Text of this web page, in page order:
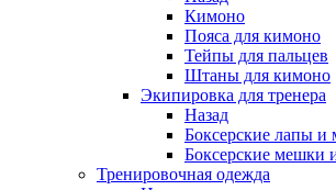
Кимоно
Пояса для кимоно
Тейпы для пальцев
Штаны для кимоно
Экипировка для тренера
Назад
Боксерские лапы и
Боксерские мешки
Тренировочная одежда